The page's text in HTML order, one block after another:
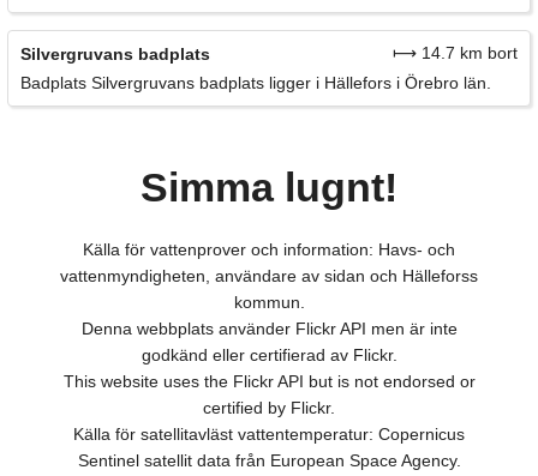
Silvergruvans badplats
⟼ 14.7 km bort
Badplats Silvergruvans badplats ligger i Hällefors i Örebro län.
Simma lugnt!
Källa för vattenprover och information: Havs- och
vattenmyndigheten, användare av sidan och Hälleforss
kommun.
Denna webbplats använder Flickr API men är inte
godkänd eller certifierad av Flickr.
This website uses the Flickr API but is not endorsed or
certified by Flickr.
Källa för satellitavläst vattentemperatur: Copernicus
Sentinel satellit data från European Space Agency.